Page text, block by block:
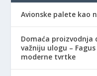
Avionske palete kao
Domaća proizvodnja
važniju ulogu –
moderne tvrtke